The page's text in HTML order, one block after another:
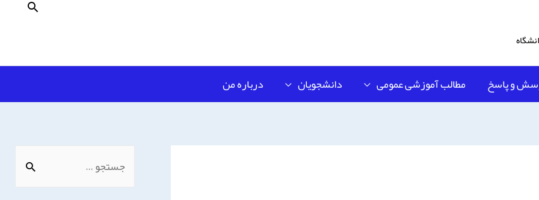
و پاسخ مطالب آموزشی عمومی دانشجویان درباره من